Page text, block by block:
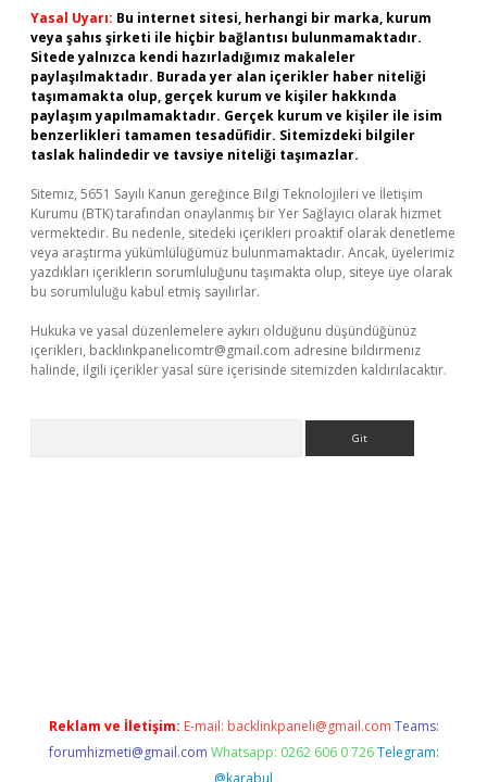
Yasal Uyarı: Bu internet sitesi, herhangi bir marka, kurum
veya şahıs şirketi ile hiçbir bağlantısı bulunmamaktadır.
Sitede yalnızca kendi hazırladığımız makaleler
paylaşılmaktadır. Burada yer alan içerikler haber niteliği
taşımamakta olup, gerçek kurum ve kişiler hakkında
paylaşım yapılmamaktadır. Gerçek kurum ve kişiler ile isim
benzerlikleri tamamen tesadüfidir. Sitemizdeki bilgiler
taslak halindedir ve tavsiye niteliği taşımazlar.
Sitemiz, 5651 Sayılı Kanun gereğince Bilgi Teknolojileri ve İletişim
Kurumu (BTK) tarafından onaylanmış bir Yer Sağlayıcı olarak hizmet
vermektedir. Bu nedenle, sitedeki içerikleri proaktif olarak denetleme
veya araştırma yükümlülüğümüz bulunmamaktadır. Ancak, üyelerimiz
yazdıkları içeriklerin sorumluluğunu taşımakta olup, siteye üye olarak
bu sorumluluğu kabul etmiş sayılırlar.
Hukuka ve yasal düzenlemelere aykırı olduğunu düşündüğünüz
içerikleri, backlinkpanelicomtr@gmail.com adresine bildirmeniz
halinde, ilgili içerikler yasal süre içerisinde sitemizden kaldırılacaktır.
Reklam ve İletişim: E-mail: backlinkpaneli@gmail.com Teams:
forumhizmeti@gmail.com Whatsapp: 0262 606 0 726 Telegram:
@karabul